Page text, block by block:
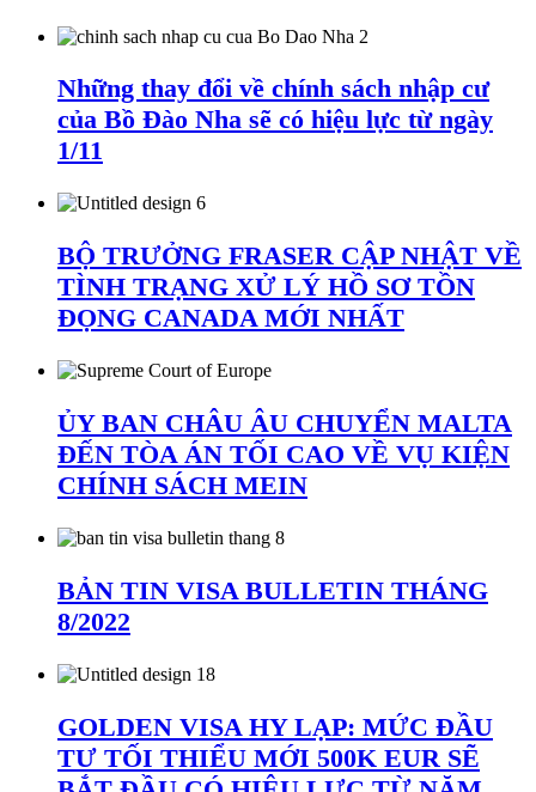
Những thay đổi về chính sách nhập cư
của Bồ Đào Nha sẽ có hiệu lực từ ngày
1/11
BỘ TRƯỞNG FRASER CẬP NHẬT VỀ
TÌNH TRẠNG XỬ LÝ HỒ SƠ TỒN
ĐỌNG CANADA MỚI NHẤT
ỦY BAN CHÂU ÂU CHUYỂN MALTA
ĐẾN TÒA ÁN TỐI CAO VỀ VỤ KIỆN
CHÍNH SÁCH MEIN
BẢN TIN VISA BULLETIN THÁNG
8/2022
GOLDEN VISA HY LẠP: MỨC ĐẦU
TƯ TỐI THIỂU MỚI 500K EUR SẼ